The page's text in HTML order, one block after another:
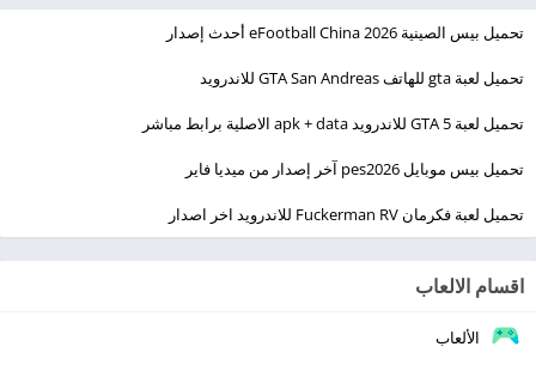
تحميل بيس الصينية eFootball China 2026 أحدث إصدار
تحميل لعبة gta للهاتف GTA San Andreas للاندرويد
تحميل لعبة GTA 5 للاندرويد apk + data الاصلية برابط مباشر
تحميل بيس موبايل pes2026 آخر إصدار من ميديا فاير
تحميل لعبة فكرمان Fuckerman RV للاندرويد اخر اصدار
اقسام الالعاب
الألعاب